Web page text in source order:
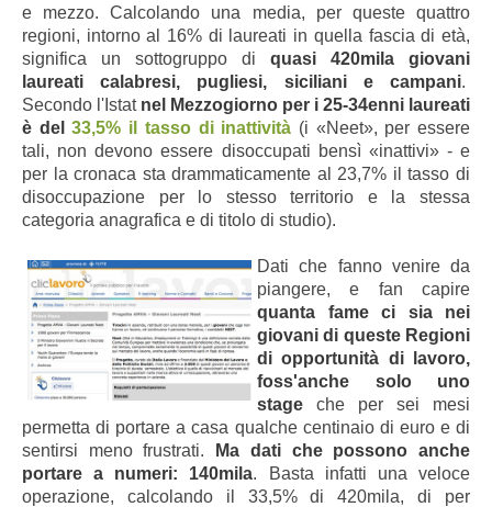
e mezzo. Calcolando una media, per queste quattro
regioni, intorno al 16% di laureati in quella fascia di età,
significa un sottogruppo di quasi 420mila giovani
laureati calabresi, pugliesi, siciliani e campani.
Secondo l'Istat nel Mezzogiorno per i 25-34enni laureati
è del33,5% il tasso di inattività (i «Neet», per essere
tali, non devono essere disoccupati bensì «inattivi» - e
per la cronaca sta drammaticamente al 23,7% il tasso di
disoccupazione per lo stesso territorio e la stessa
categoria anagrafica e di titolo di studio).
Dati che fanno venire da
piangere, e fan capire
quanta fame ci sia nei
giovani di queste Regioni
di opportunità di lavoro,
foss'anche solo uno
stage che per sei mesi
permetta di portare a casa qualche centinaio di euro e di
sentirsi meno frustrati.
Ma dati che possono anche
portare a numeri: 140mila. Basta infatti una veloce
operazione, calcolando il 33,5% di 420mila, di per